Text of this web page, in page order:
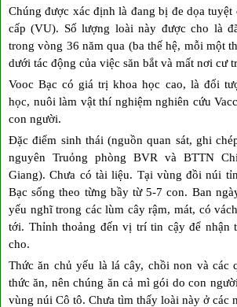
Chúng được xác định là đang bị đe dọa tuyệt
cấp (VU). Số lượng loài này được cho là
trong vòng 36 năm qua (ba thế hệ, mỗi một
dưới tác động của việc săn bắt và mất nơi cư
Vooc Bạc có giá trị khoa học cao, là đối
học, nuôi làm vật thí nghiệm nghiên cứu
con người.
Đặc điểm sinh thái (nguồn quan sát, ghi
nguyên Truỏng phòng BVR và BTTN
Giang). Chưa có tài liệu. Tại vùng đồi núi
Bạc sống theo từng bầy từ 5-7 con. Ban
yếu nghĩ trong các lùm cây rậm, mát, có
tới. Thỉnh thoảng đến vị trí tin cậy để nhận
cho.
Thức ăn chủ yếu là lá cây, chồi non và các
thức ăn, nên chúng ăn cả mì gói do con
vùng núi Cô tô. Chưa tìm thấy loài này ở các